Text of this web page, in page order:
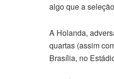
algo que a
A Holanda,
quartas (assim
Brasília, no